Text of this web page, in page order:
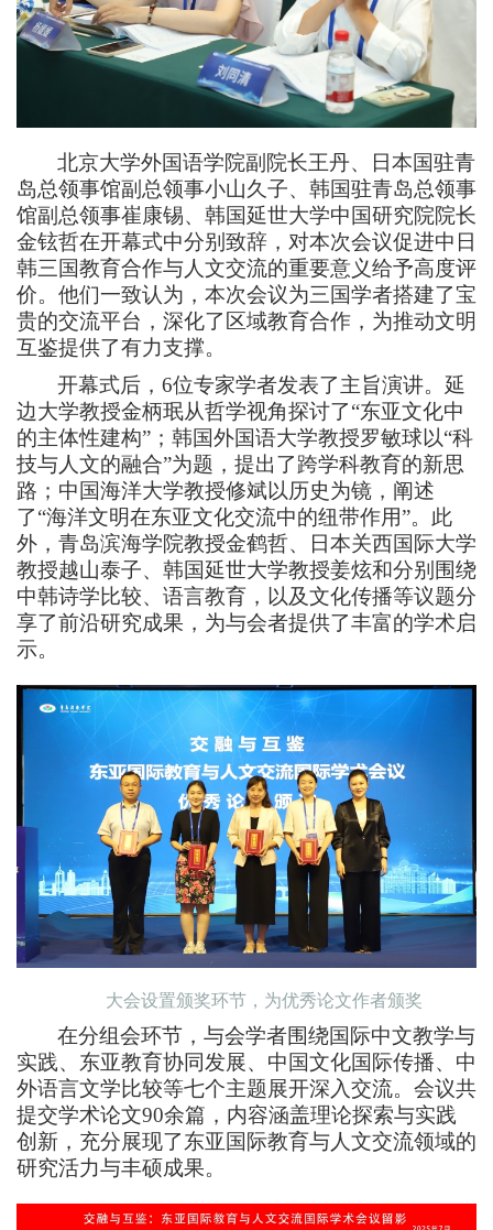
北京大学外国语学院副院长王丹、日本国驻青
岛总领事馆副总领事小山久子、韩国驻青岛总领事
馆副总领事崔康锡、韩国延世大学中国研究院院长
金铉哲在开幕式中分别致辞，对本次会议促进中日
韩三国教育合作与人文交流的重要意义给予高度评
价。他们一致认为，本次会议为三国学者搭建了宝
贵的交流平台，深化了 区域教育合作，为推动文明
互鉴提供了有力支撑。
开幕式后，6位专家学者发表了主旨演讲。延
边大学教授金柄珉从哲学视角探讨了“东亚文化中
的主体性建构”；韩国外国语大学教授罗敏球以“科
技与人文的融合”为题，提出了跨学科教育的新思
路；中国海洋大学教授修斌以历史为镜，阐述
了“海洋文明在东亚文化交流中的纽带作用”。此
外，青岛滨海学院教授金鹤哲、
日本关西国际大学
教授越山泰子、韩国延世大学教授姜炫和分别围绕
中韩诗学比较、 语言教育 ， 以及文化传播等议题分
享了前沿研究成果，为与会者提供了丰富的学术启
示。
大会设置颁奖环节，为优秀论文作者颁奖
在分组会环节，与会学者围绕国际中文教学与
实践、东亚教育协同发展、中国文化国际传播、中
外语言文学比较等七个主题展开深入交流。会议共
提交学术论文90余篇，内容涵盖理论探索与实践
创新，充分展现了东亚国际教育与人文交流领域的
研究活力与丰硕成果。